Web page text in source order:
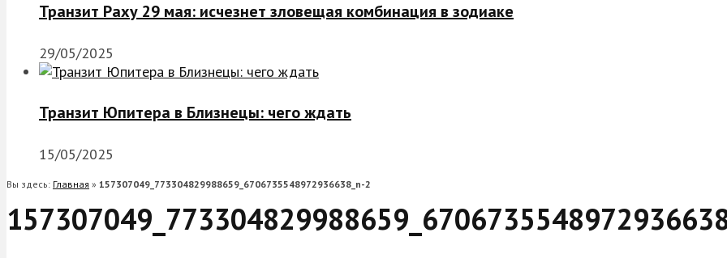
Транзит Раху 29 мая: исчезнет зловещая комбинация в зодиаке
29/05/2025
Транзит Юпитера в Близнецы: чего ждать
15/05/2025
Вы здесь: Главная » 157307049_773304829988659_6706735548972936638_n-2